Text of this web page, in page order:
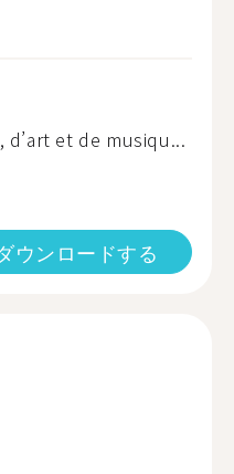
d’art et de musiqu...
ウンロードする